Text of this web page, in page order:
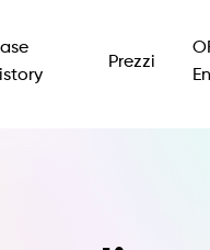
Prezzi